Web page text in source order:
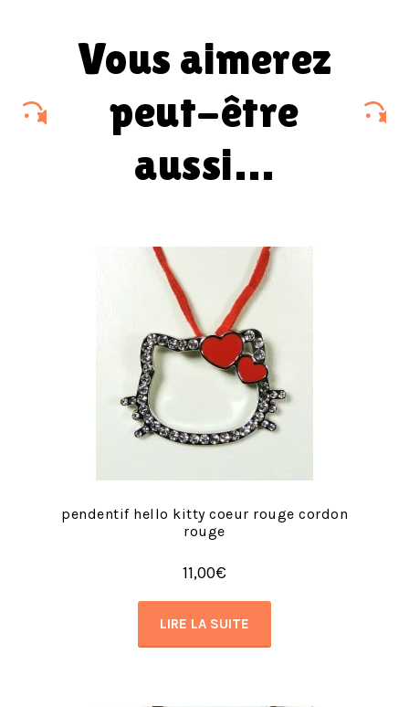
vous aimerez
peut-être
aussi…
pendentif hello kitty coeur rouge cordon
rouge
11,00€
LIRE LA SUITE